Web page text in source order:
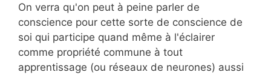
On verra qu'on peut à peine parler de
conscience pour cette sorte de conscience de
soi qui participe quand même à l'éclairer
comme propriété commune à tout
apprentissage (ou réseaux de neurones) aussi